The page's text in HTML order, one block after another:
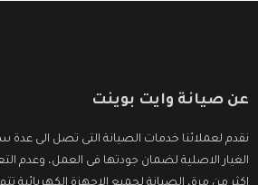
عن صيانة وايت بوينت
نقدم لعملائنا خدمات الصيانة التى تصل الى
الغيار الاصلية لضمان جودتها فى العمل، وعدم